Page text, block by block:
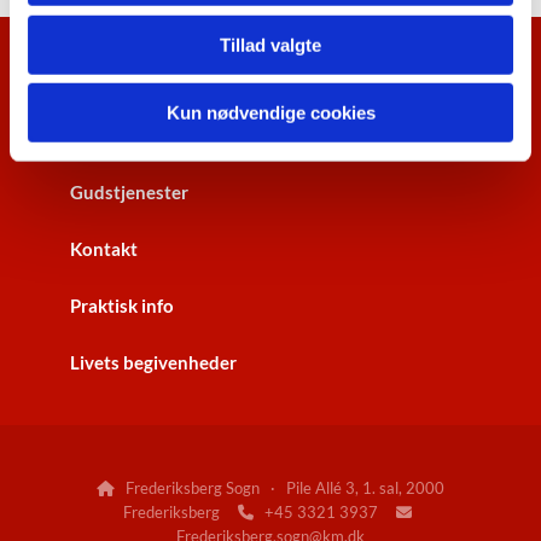
Tillad valgte
Kun nødvendige cookies
Kalenderoversigt
Gudstjenester
Kontakt
Praktisk info
Livets begivenheder

Frederiksberg Sogn · Pile Allé 3, 1. sal, 2000
Frederiksberg
+45 3321 3937 
Frederiksberg.sogn@km.dk